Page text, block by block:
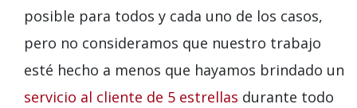
posible para todos y cada uno de los casos,
pero no consideramos que nuestro trabajo
esté hecho a menos que hayamos brindado un
servicio al cliente de 5 estrellas durante todo